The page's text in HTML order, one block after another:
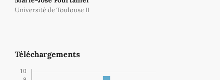
Université de Toulouse II
Téléchargements